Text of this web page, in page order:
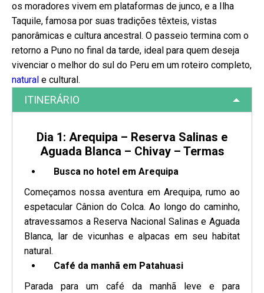
os moradores vivem em plataformas de junco, e a Ilha
Taquile, famosa por suas tradições têxteis, vistas
panorâmicas e cultura ancestral. O passeio termina com o
retorno a Puno no final da tarde, ideal para quem deseja
vivenciar o melhor do sul do Peru em um roteiro completo,
natural e cultural.
ITINERÁRIO
Dia 1: Arequipa – Reserva Salinas e
Aguada Blanca – Chivay – Termas
Busca no hotel em Arequipa
Começamos nossa aventura em Arequipa, rumo ao
espetacular Cânion do Colca. Ao longo do caminho,
atravessamos a Reserva Nacional Salinas e Aguada
Blanca, lar de vicunhas e alpacas em seu habitat
natural.
Café da manhã em Patahuasi
Parada para um café da manhã leve e para